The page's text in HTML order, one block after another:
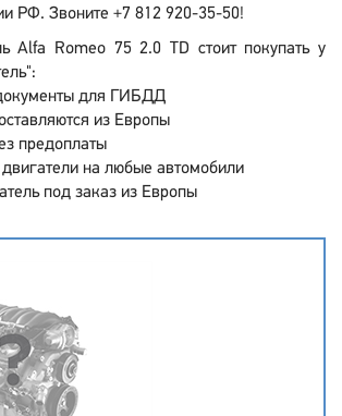
РФ. Звоните +7 812 920-35-50!
Alfa Romeo 75 2.0 TD стоит покупать у
для ГИБДД
из Европы
предоплаты
двигатели на любые автомобили
под заказ из Европы